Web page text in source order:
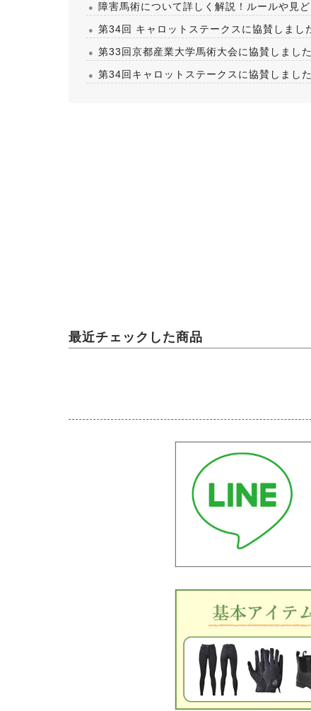
障害馬術について詳しく解説！ルールや見
第34回 キャロットステークスに協賛しまし
第33回京都産業大学馬術大会に協賛しました
第34回キャロットステークスに協賛しました
最近チェックした商品